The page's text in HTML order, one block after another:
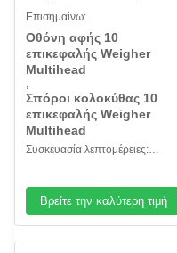
σπόρους κολοκύθας
πυρήνων βιδών ξύλων
καρυδιάς
Επισημαίνω:
Οθόνη αφής 10
επικεφαλής Weigher
Multihead
,
Σπόροι κολοκύθας 10
επικεφαλής Weigher
Multihead
Συσκευασία λεπτομέρειες:
Βρείτε την καλύτερη τιμή